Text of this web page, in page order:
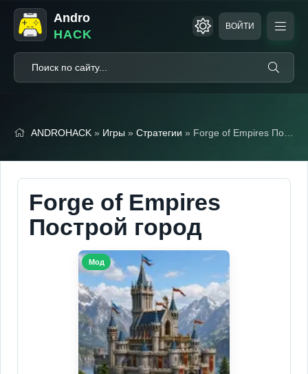
Andro
HACK
ВОЙТИ
ANDROHACK » Игры » Стратегии » Forge of Empires Построй город (Мод, Без рекламы)
Forge of Empires
Построй город
Мод